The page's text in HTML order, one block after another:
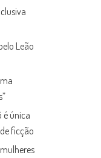
Leão
é única
ficção